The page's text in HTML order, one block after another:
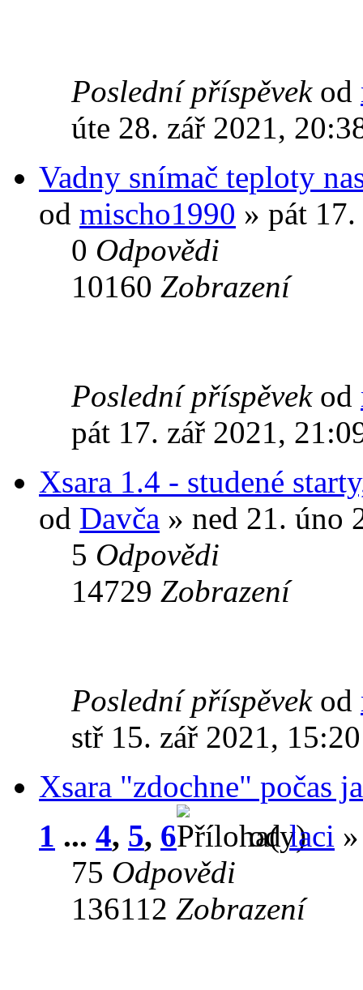
Poslední příspěvek od
úte 28. zář 2021,
Vadny snímač teploty
od mischo1990 » pát
0 Odpovědi
10160 Zobrazení
Poslední příspěvek od
pát 17. zář 2021,
Xsara 1.4 - studené
od Davča » ned 21. úno
5 Odpovědi
14729 Zobrazení
Poslední příspěvek od
stř 15. zář 2021, 15:20
Xsara "zdochne" počas
1 ... 4, 5, 6 odlaci
75 Odpovědi
136112 Zobrazení